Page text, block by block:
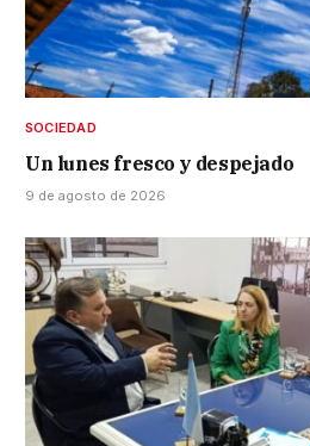
SOCIEDAD
Un lunes fresco y despejado
9 de agosto de 2026